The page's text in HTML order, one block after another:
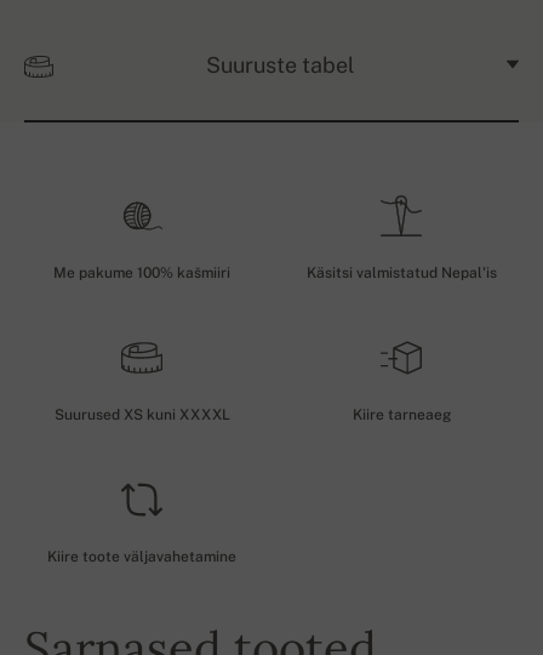
Suuruste tabel
Me pakume 100% kašmiiri Käsitsi valmistatud Nepal'is
Suurused XS kuni XXXXL Kiire tarneaeg
Kiire toote väljavahetamine